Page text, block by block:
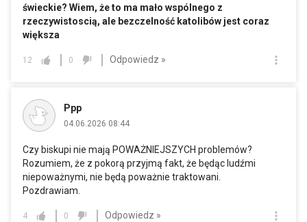
świeckie? Wiem, że to ma mało wspólnego z
rzeczywistoscią, ale bezczelność katolibów jest coraz
większa
12 0 Odpowiedz »
Ppp
04.06.2026 08:44
Czy biskupi nie mają POWAŻNIEJSZYCH problemów?
Rozumiem, że z pokorą przyjmą fakt, że będąc ludźmi
niepoważnymi, nie będą poważnie traktowani.
Pozdrawiam.
4 0 Odpowiedz »